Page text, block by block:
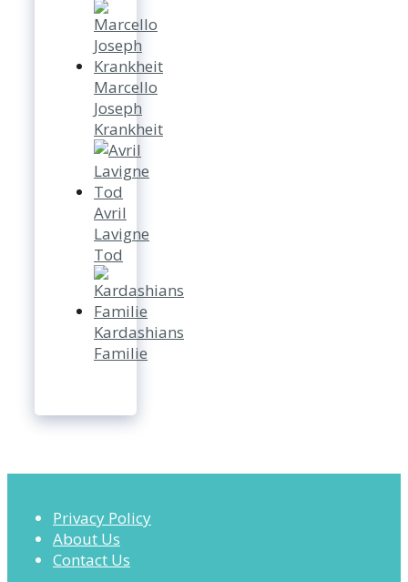
Marcello
Joseph
Krankheit
Avril
Lavigne
Tod
Kardashians
Familie
Privacy Policy
About Us
Contact Us